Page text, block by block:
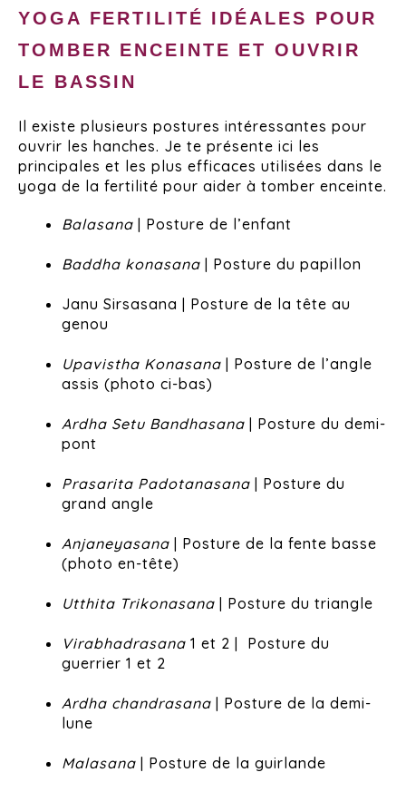
YOGA FERTILITÉ IDÉALES POUR
TOMBER ENCEINTE ET OUVRIR
LE BASSIN
Il existe plusieurs postures intéressantes pour
ouvrir les hanches. Je te présente ici les
principales et les plus efficaces utilisées dans le
yoga de la fertilité pour aider à tomber enceinte.
Balasana | Posture de l’enfant
Baddha konasana | Posture du papillon
Janu Sirsasana | Posture de la tête au
genou
Upavistha Konasana | Posture de l’angle
assis (photo ci-bas)
Ardha Setu Bandhasana | Posture du demi-
pont
Prasarita Padotanasana | Posture du
grand angle
Anjaneyasana | Posture de la fente basse
(photo en-tête)
Utthita Trikonasana | Posture du triangle
Virabhadrasana 1 et 2 | Posture du
guerrier 1 et 2
Ardha chandrasana | Posture de la demi-
lune
Malasana | Posture de la guirlande